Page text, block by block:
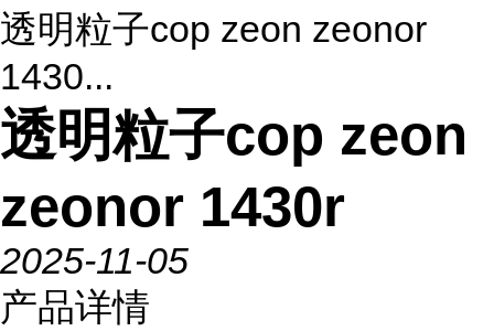
透明粒子cop zeon zeonor
1430...
透明粒子cop zeon
zeonor 1430r
2025-11-05
产品详情